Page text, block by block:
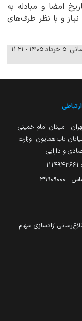
امضا و مبادله به
و با نظر طرف‌های
- ۱۱:۲۱
- میدان امام خمینی-
باب همایون- وزارت
و دارایی
آزادسازی سهام